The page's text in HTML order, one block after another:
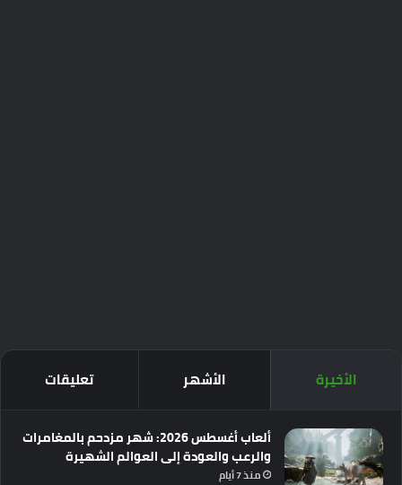
الأخيرة الأشهر تعليقات
ألعاب أغسطس 2026: شهر مزدحم بالمغامرات
والرعب والعودة إلى العوالم الشهيرة
منذ 7 أيام